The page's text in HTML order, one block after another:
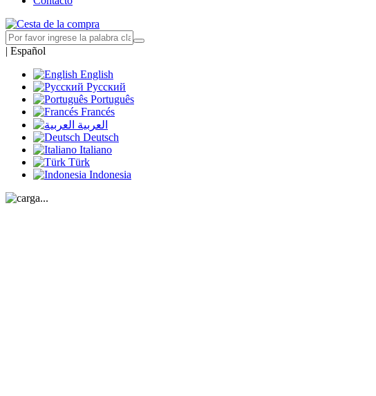
| Español
English
Русский
Português
Francés
العربية
Deutsch
Italiano
Türk
Indonesia